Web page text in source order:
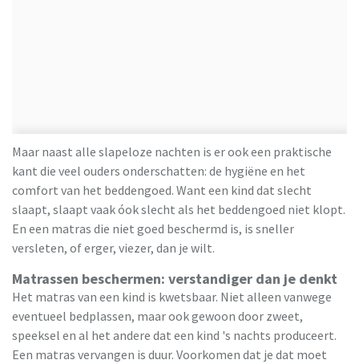
Maar naast alle slapeloze nachten is er ook een praktische
kant die veel ouders onderschatten: de hygiëne en het
comfort van het beddengoed. Want een kind dat slecht
slaapt, slaapt vaak óok slecht als het beddengoed niet klopt.
En een matras die niet goed beschermd is, is sneller
versleten, of erger, viezer, dan je wilt.
Matrassen beschermen: verstandiger dan je denkt
Het matras van een kind is kwetsbaar. Niet alleen vanwege
eventueel bedplassen, maar ook gewoon door zweet,
speeksel en al het andere dat een kind 's nachts produceert.
Een matras vervangen is duur. Voorkomen dat je dat moet